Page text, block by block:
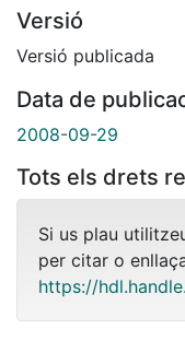
Versió
Versió publicada
Data de
2008-09-29
Tots els drets
Si us plau
per citar o
https://